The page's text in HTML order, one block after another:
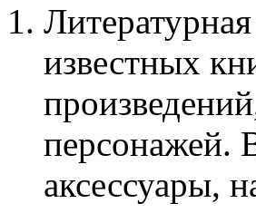
известных
персонажей.
аксессуары,